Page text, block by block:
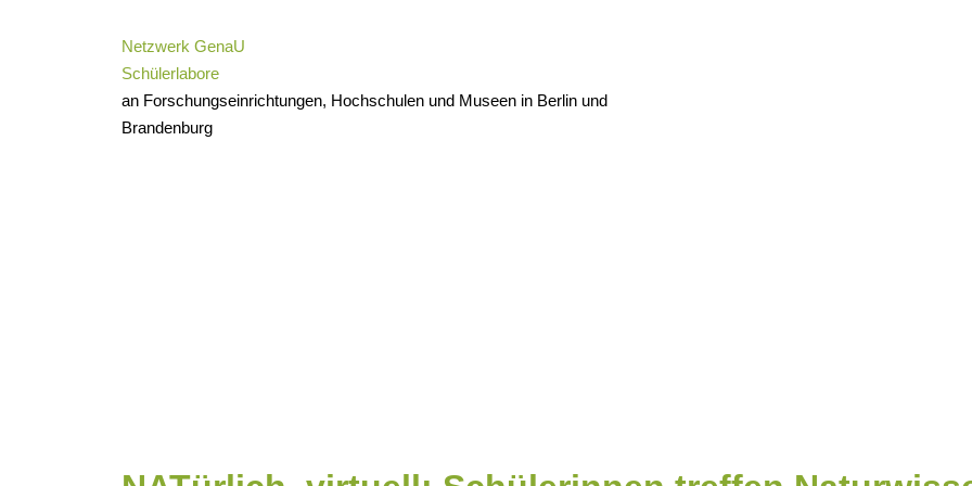
Netzwerk GenaU
Schülerlabore
an Forschungseinrichtungen, Hochschulen und Museen in Berlin und
Brandenburg